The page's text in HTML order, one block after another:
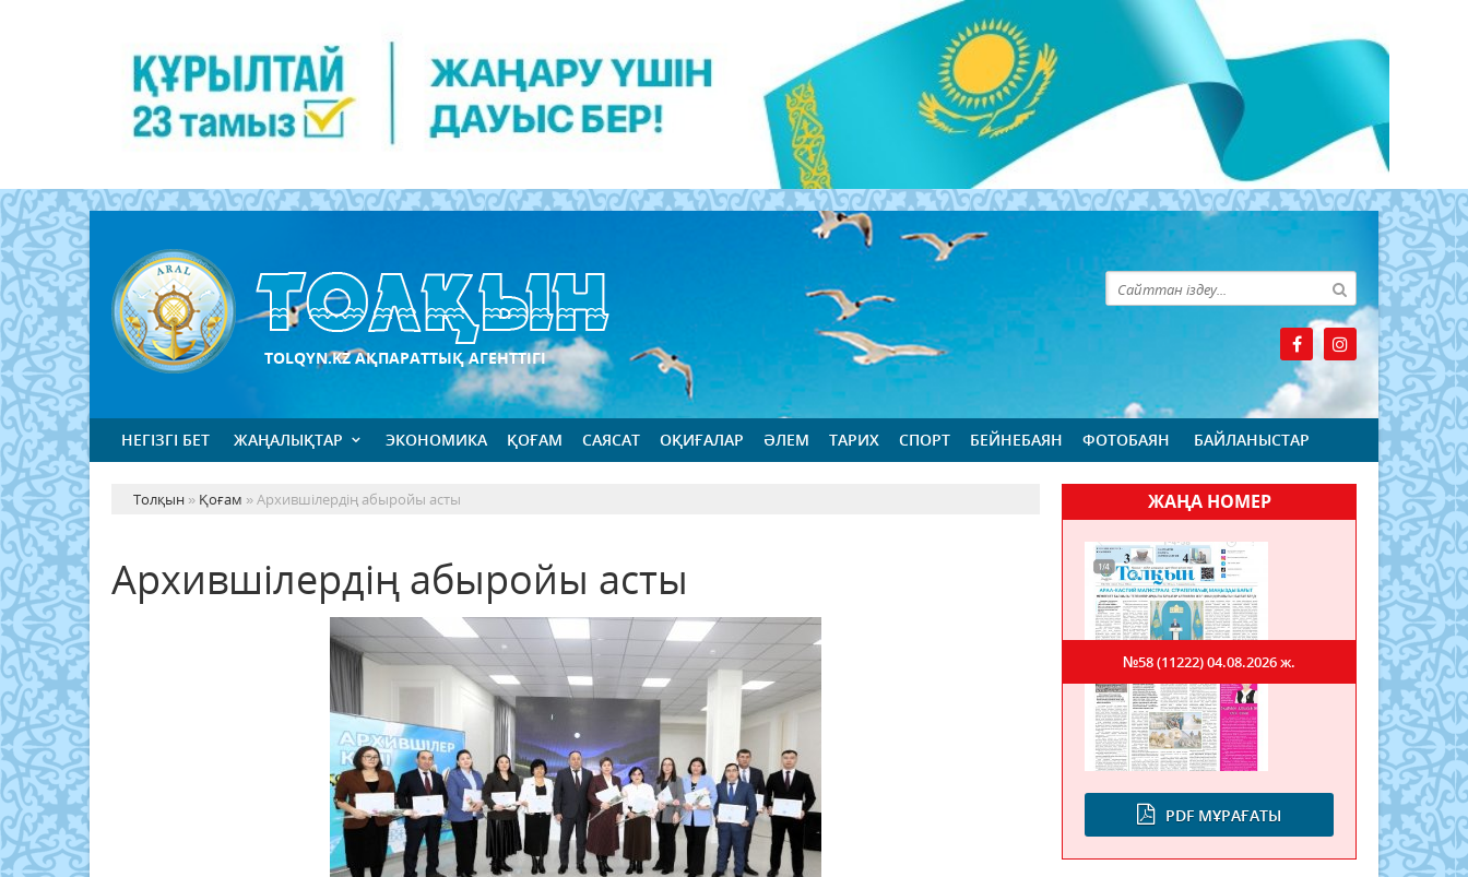
TOLQYN.KZ АҚПАРАТТЫҚ АГЕНТТІГІ
НЕГІЗГІ БЕТ ЖАҢАЛЫҚТАР ЭКОНОМИКА ҚОҒАМ САЯСАТ ОҚИҒАЛАР ӘЛЕМ ТАРИХ СПОРТ БЕЙНЕБАЯН ФОТОБАЯН БАЙЛАНЫСТАР
Толқын » Қоғам » Архившілердің абыройы асты
Архившілердің абыройы асты
ЖАҢА НОМЕР
PDF МҰРАҒАТЫ
№58 (11222)04.08.2026 ж.